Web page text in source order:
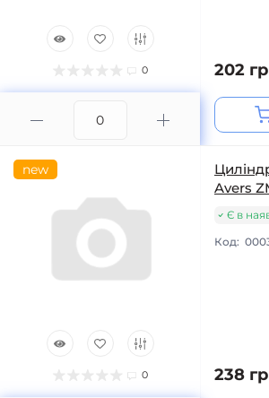
0 202
new
0
Avers
Є в
Код:
238